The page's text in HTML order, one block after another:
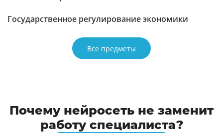
Государственное регулирование экономики
Все предметы
Почему нейросеть не заменит
работу специалиста?